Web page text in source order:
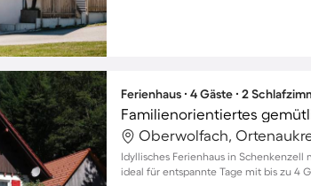
Ferienhaus ∙ 4 Gäste ∙ 2
Oberwolfach,
Idyllisches Ferienhaus in Schenkenzell
ideal für entspannte Tage mit bis zu 4